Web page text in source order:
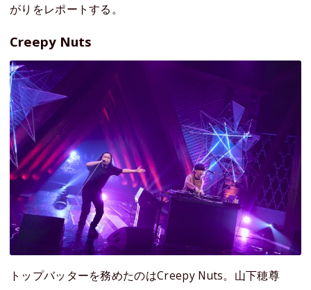
がりをレポートする。
Creepy Nuts
トップバッターを務めたのはCreepy Nuts。山下穂尊